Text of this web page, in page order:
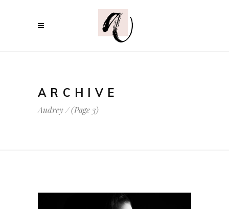
ARCHIVE
Audrey/(Page 3)